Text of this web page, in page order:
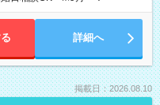
詳細へ
掲載日：2026.08.10